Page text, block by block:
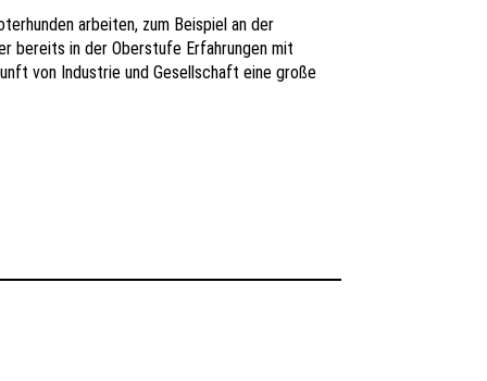
arbeiten, zum Beispiel an der
bereits in der Oberstufe Erfahrungen mit
von Industrie und Gesellschaft eine große